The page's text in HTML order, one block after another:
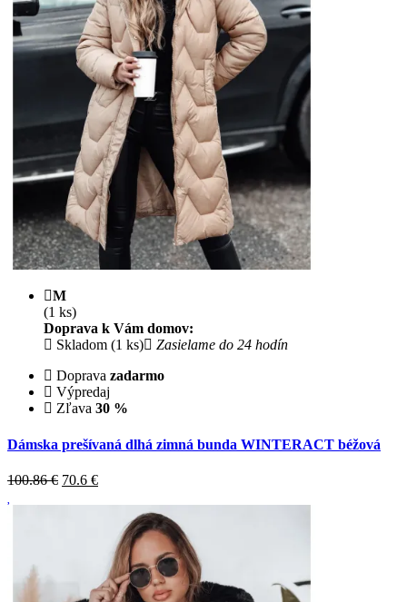
M
(1 ks)
Doprava k Vám domov:
Skladom (1 ks)
Zasielame do 24 hodín
Doprava zadarmo
Výpredaj
Zľava 30 %
Dámska prešívaná dlhá zimná bunda WINTERACT béžová
100.86 € 70.6 €